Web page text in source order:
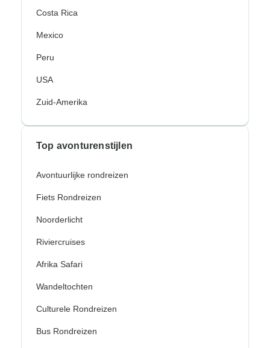
Costa Rica
Mexico
Peru
USA
Zuid-Amerika
Top avonturenstijlen
Avontuurlijke rondreizen
Fiets Rondreizen
Noorderlicht
Riviercruises
Afrika Safari
Wandeltochten
Culturele Rondreizen
Bus Rondreizen